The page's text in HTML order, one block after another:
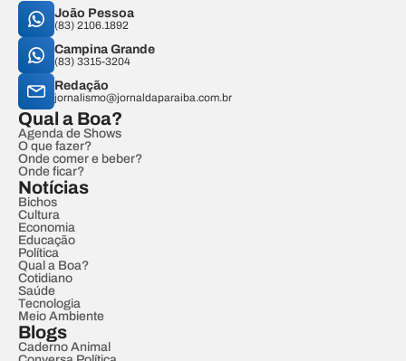
João Pessoa
(83) 2106.1892
Campina Grande
(83) 3315-3204
Redação
jornalismo@jornaldaparaiba.com.br
Qual a Boa?
Agenda de Shows
O que fazer?
Onde comer e beber?
Onde ficar?
Notícias
Bichos
Cultura
Economia
Educação
Política
Qual a Boa?
Cotidiano
Saúde
Tecnologia
Meio Ambiente
Blogs
Caderno Animal